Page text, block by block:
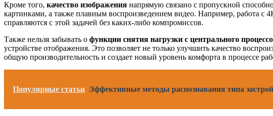
Кроме того, качество изображения напрямую связано с пропускной
картинками, а также плавным воспроизведением видео. Например, работа с
справляются с этой задачей без каких-либо компромиссов.
Также нельзя забывать о функции снятия нагрузки с центрального
устройстве отображения. Это позволяет не только улучшить качество
общую производительность и создает новый уровень комфорта в процессе
Популярные статьи Эффективные методы распознавания типа